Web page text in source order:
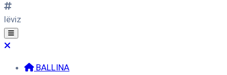
lëviz
BALLINA